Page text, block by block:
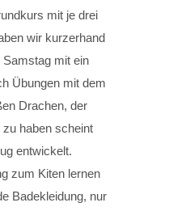
mit je drei
wir kurzerhand
mit ein
Übungen mit dem
Drachen, der
haben scheint
entwickelt.
zum Kiten lernen
Badekleidung, nur